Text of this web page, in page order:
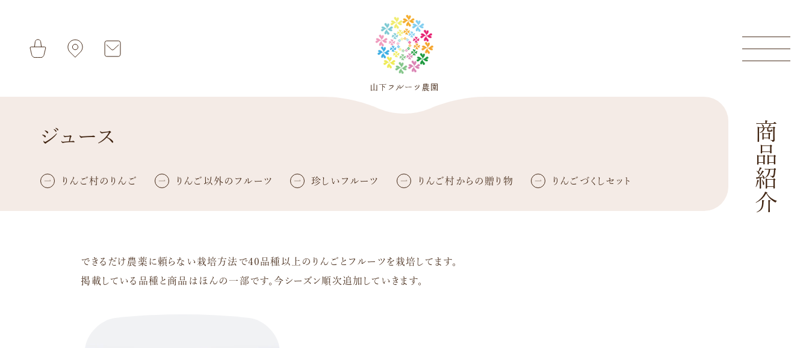
商品紹介
ジュース
りんご村のりんご りんご以外のフルーツ 珍しいフルーツ りんご村からの贈り物 りんごづくしセット
できるだけ農薬に頼らない栽培方法で40品種以上のりんごとフルーツを栽培してます。
掲載している品種と商品はほんの一部です。今シーズン順次追加していきます。